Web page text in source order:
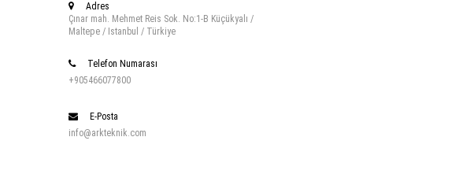
Adres
Çınar mah. Mehmet Reis Sok. No:1-B Küçükyalı /
Maltepe / Istanbul / Türkiye
Telefon Numarası
+905466077800
E-Posta
info@arkteknik.com